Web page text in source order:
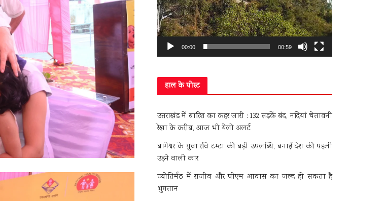
00:00 00:59
हाल के पोस्ट
उत्तराखंड में बारिश का कहर जारी : 132 सड़कें बंद, नदियां चेतावनी
रेखा के करीब, आज भी येलो अलर्ट
बागेश्वर के युवा रवि टम्टा की बड़ी उपलब्धि, बनाई देश की पहली
उड़ने वाली कार
ज्योतिर्मठ में राजीव और पीएम आवास का जल्द हो सकता है
भुगतान